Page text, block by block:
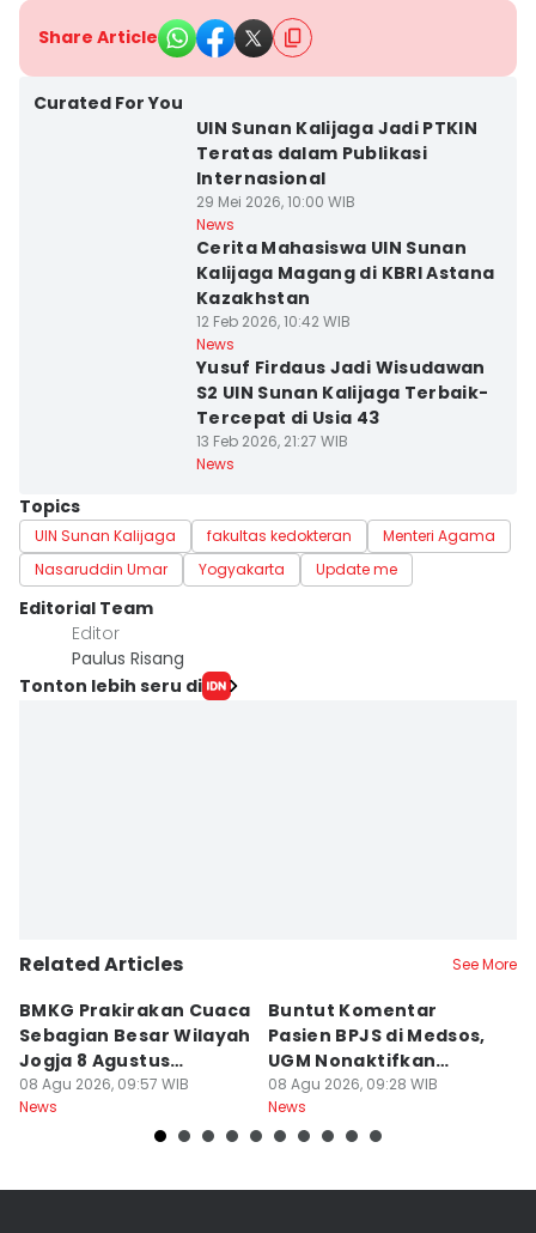
Share Article
Curated For You
UIN Sunan Kalijaga Jadi PTKIN
Teratas dalam Publikasi
Internasional
29 Mei 2026, 10:00 WIB
News
Cerita Mahasiswa UIN Sunan
Kalijaga Magang di KBRI Astana
Kazakhstan
12 Feb 2026, 10:42 WIB
News
Yusuf Firdaus Jadi Wisudawan
S2 UIN Sunan Kalijaga Terbaik-
Tercepat di Usia 43
13 Feb 2026, 21:27 WIB
News
Topics
UIN Sunan Kalijaga fakultas kedokteran
Menteri Agama
Nasaruddin Umar
Yogyakarta Update me
Editorial Team
Editor
Paulus Risang
Tonton lebih seru di
Related Articles See More
BMKG Prakirakan Cuaca
Sebagian Besar Wilayah
Jogja 8 Agustus
Berawan
08 Agu 2026, 09:57 WIB
News
Buntut Komentar
Pasien BPJS di Medsos,
UGM Nonaktifkan
Dokter PPDS
08 Agu 2026, 09:28 WIB
News